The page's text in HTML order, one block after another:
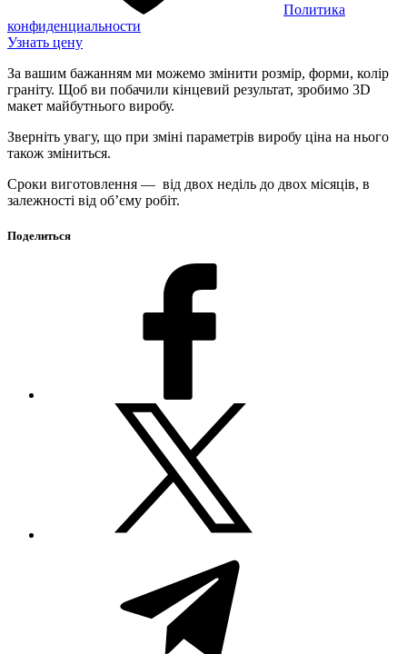
Политика
конфиденциальности
Узнать цену
За вашим бажанням ми можемо змінити розмір, форми, колір
граніту. Щоб ви побачили кінцевий результат, зробимо 3D
макет майбутнього виробу.
Зверніть увагу, що при зміні параметрів виробу ціна на нього
також зміниться.
Сроки виготовлення — від двох неділь до двох місяців, в
залежності від об’єму робіт.
Поделиться